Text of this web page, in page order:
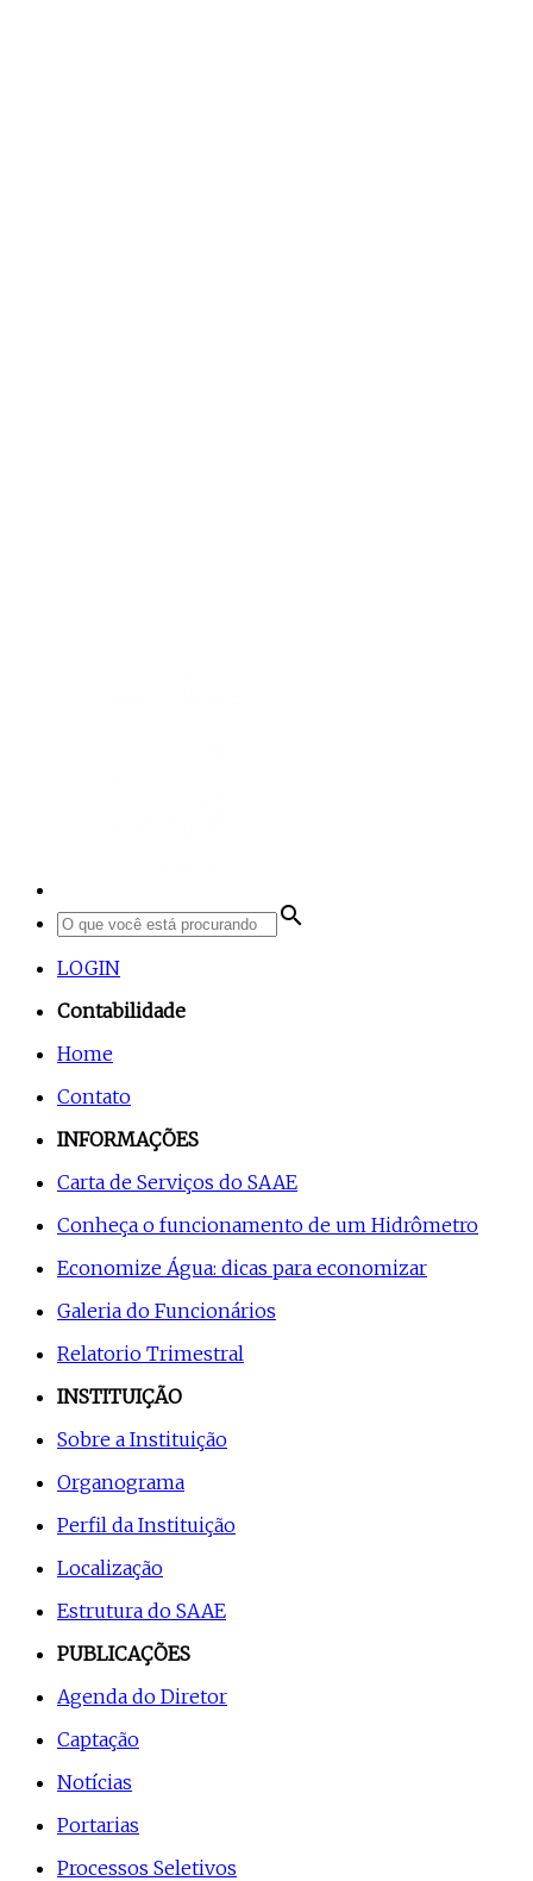
search
LOGIN
Contabilidade
Home
Contato
INFORMAÇÕES
Carta de Serviços do SAAE
Conheça o funcionamento de um Hidrômetro
Economize Água: dicas para economizar
Galeria do Funcionários
Relatorio Trimestral
INSTITUIÇÃO
Sobre a Instituição
Organograma
Perfil da Instituição
Localização
Estrutura do SAAE
PUBLICAÇÕES
Agenda do Diretor
Captação
Notícias
Portarias
Processos Seletivos